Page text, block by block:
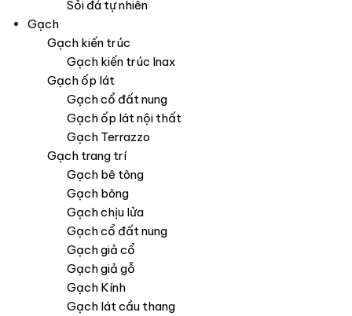
Sỏi đá tự nhiên
Gạch
Gạch kiến trúc
Gạch kiến trúc Inax
Gạch ốp lát
Gạch cổ đất nung
Gạch ốp lát nội thất
Gạch Terrazzo
Gạch trang trí
Gạch bê tông
Gạch bông
Gạch chịu lửa
Gạch cổ đất nung
Gạch giả cổ
Gạch giả gỗ
Gạch Kính
Gạch lát cầu thang